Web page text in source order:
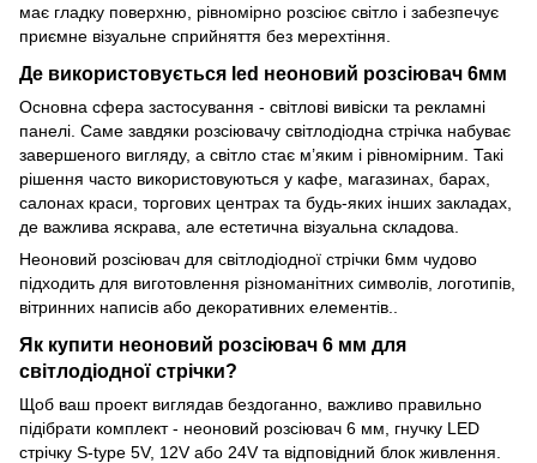
має гладку поверхню, рівномірно розсіює світло і забезпечує
приємне візуальне сприйняття без мерехтіння.
Де використовується led неоновий розсіювач 6мм
Основна сфера застосування - світлові вивіски та рекламні
панелі. Саме завдяки розсіювачу світлодіодна стрічка набуває
завершеного вигляду, а світло стає м’яким і рівномірним. Такі
рішення часто використовуються у кафе, магазинах, барах,
салонах краси, торгових центрах та будь-яких інших закладах,
де важлива яскрава, але естетична візуальна складова.
Неоновий розсіювач для світлодіодної стрічки 6мм чудово
підходить для виготовлення різноманітних символів, логотипів,
вітринних написів або декоративних елементів..
Як купити неоновий розсіювач 6 мм для
світлодіодної стрічки?
Щоб ваш проект виглядав бездоганно, важливо правильно
підібрати комплект - неоновий розсіювач 6 мм, гнучку LED
стрічку S-type 5V, 12V або 24V та відповідний блок живлення.